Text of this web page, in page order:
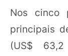
Nos cinco
principais
(US$